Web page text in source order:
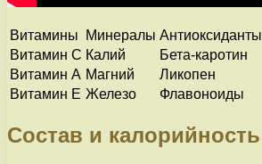
Витамины Минералы Антиоксиданты
Витамин С Калий
Бета-каротин
Витамин А Магний
Ликопен
Витамин Е Железо Флавоноиды
Состав и калорийность